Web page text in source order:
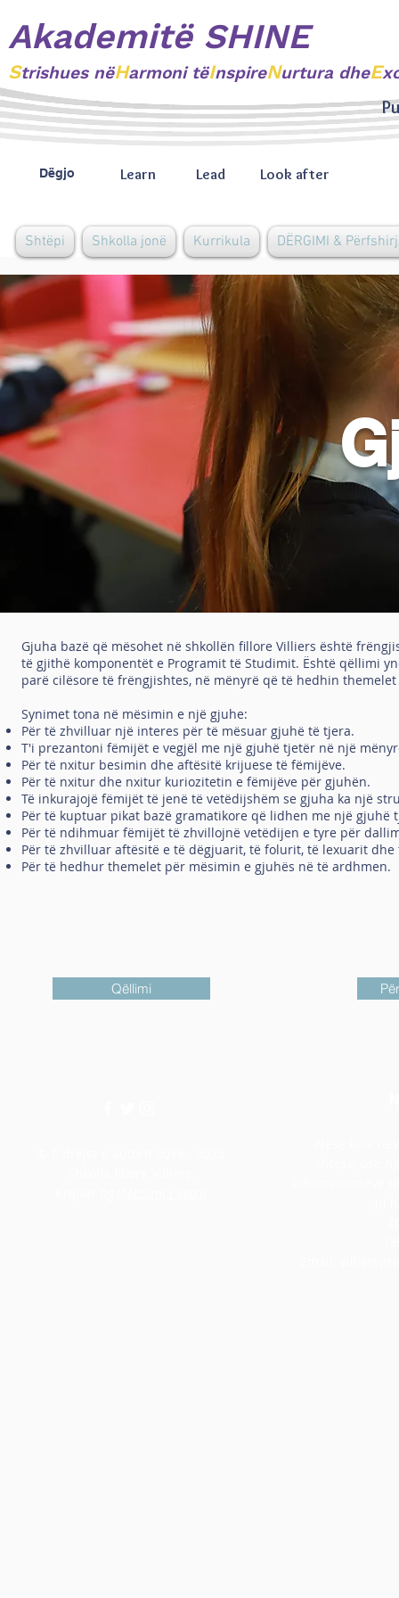
Akademitë SHINE
Strishues nëHarmoni tëInspireNurtura dheE
Dëgjo Learn Lead Look after
Shtëpi Shkolla jonë Kurrikula DËRGIMI &
Gjuha bazë që mësohet në shkollën fillore Villiers është
të gjithë komponentët e Programit të Studimit. Është qëllimi
parë cilësore të frëngjishtes, në mënyrë që të hedhin
Synimet tona në mësimin e një gjuhe:
Për të zhvilluar një interes për të mësuar gjuhë të tjera.
T'i prezantoni fëmijët e vegjël me një gjuhë tjetër në një
Për të nxitur besimin dhe aftësitë krijuese të fëmijëve.
Për të nxitur dhe nxitur kuriozitetin e fëmijëve për gjuhën.
Të inkurajojë fëmijët të jenë të vetëdijshëm se gjuha ka një
Për të kuptuar pikat bazë gramatikore që lidhen me një gjuhë
Për të ndihmuar fëmijët të zhvillojnë vetëdijen e tyre për
Për të zhvilluar aftësitë e të dëgjuarit, të folurit, të lexuarit
Për të hedhur themelet për mësimin e gjuhës në të ardhmen.
Qëllimi